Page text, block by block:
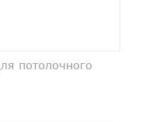
потолочного